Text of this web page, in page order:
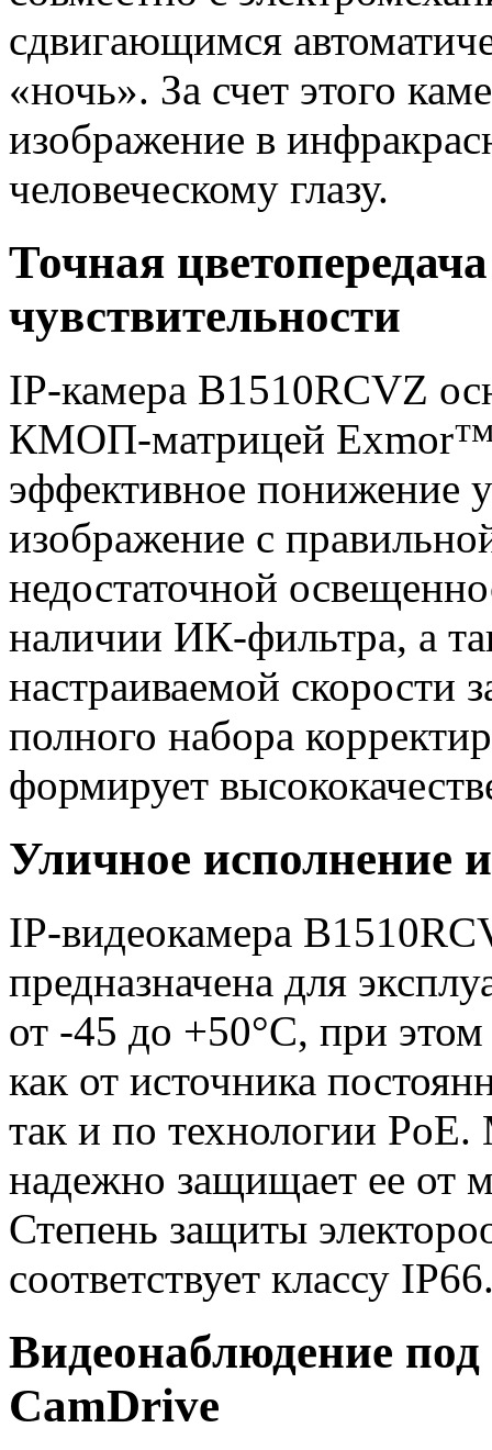
сдвигающимся
«ночь». За счет этого
изображение в
человеческому глазу.
Точная
чувствительности
IP-камера B1510RCVZ
КМОП-матрицей Exmor™.
эффективное понижение
изображение с
недостаточной
наличии ИК-фильтра, а
настраиваемой скорости
полного набора
формирует
Уличное исполнение
IP-видеокамера
предназначена для
от -45 до +50°C, при
как от источника
так и по технологии
надежно защищает ее от
Степень защиты
соответствует классу
Видеонаблюдение
CamDrive